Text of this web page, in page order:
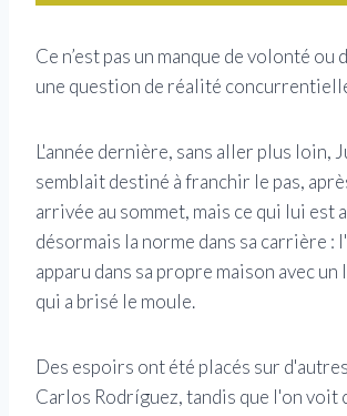
Ce n’est pas un manque de volonté ou
une question de réalité
L'année dernière, sans aller plus loin,
semblait destiné à franchir le pas,
arrivée au sommet, mais ce qui lui est
désormais la norme dans sa carrière :
apparu dans sa propre maison avec un
qui a brisé le moule.
Des espoirs ont été placés sur
Carlos Rodríguez, tandis que l'on voit